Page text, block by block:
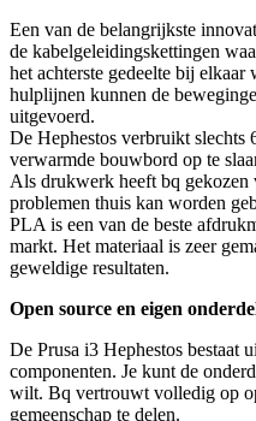
Een van de belangrijkste
de kabelgeleidingskettingen
het achterste gedeelte bij
hulplijnen kunnen de
uitgevoerd.
De Hephestos verbruikt slechts
verwarmde bouwbord op te
Als drukwerk heeft bq
problemen thuis kan worden
PLA is een van de beste
markt. Het materiaal is zeer
geweldige resultaten.
Open source en eigen
De Prusa i3 Hephestos bestaat
componenten. Je kunt de
wilt. Bq vertrouwt volledig op
gemeenschap te delen.